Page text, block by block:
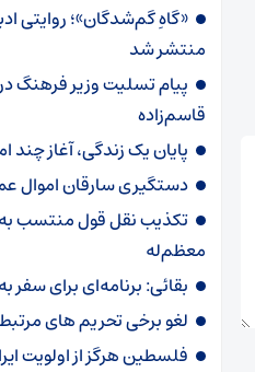
«گاهِ گم‌شدگان»؛ روایتی
منتشر شد
پیام تسلیت وزیر فرهنگ
قاسم‌زاده
پایان یک زندگی، آغاز چند
دستگیری سارقان
تکذیب نقل قول منتسب به
معظم‌له
بقائی: برنامه‌ای برای سفر
لغو برخی تحریم های مرتبط
فلسطین هرگز از اولویت